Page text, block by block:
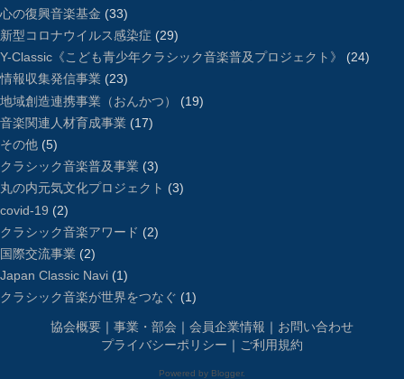
心の復興音楽基金 (33)
新型コロナウイルス感染症 (29)
Y-Classic《こども青少年クラシック音楽普及プロジェクト》
(24)
情報収集発信事業 (23)
地域創造連携事業（おんかつ）
(19)
音楽関連人材育成事業 (17)
その他 (5)
クラシック音楽普及事業 (3)
丸の内元気文化プロジェクト (3)
covid-19 (2)
クラシック音楽アワード (2)
国際交流事業 (2)
Japan Classic Navi (1)
クラシック音楽が世界をつなぐ (1)
協会概要 ｜ 事業・部会 ｜ 会員企業情報 ｜ お問い合わせ
プライバシーポリシー ｜ ご利用規約
Powered by Blogger.